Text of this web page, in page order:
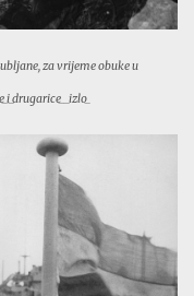
za vrijeme obuke u